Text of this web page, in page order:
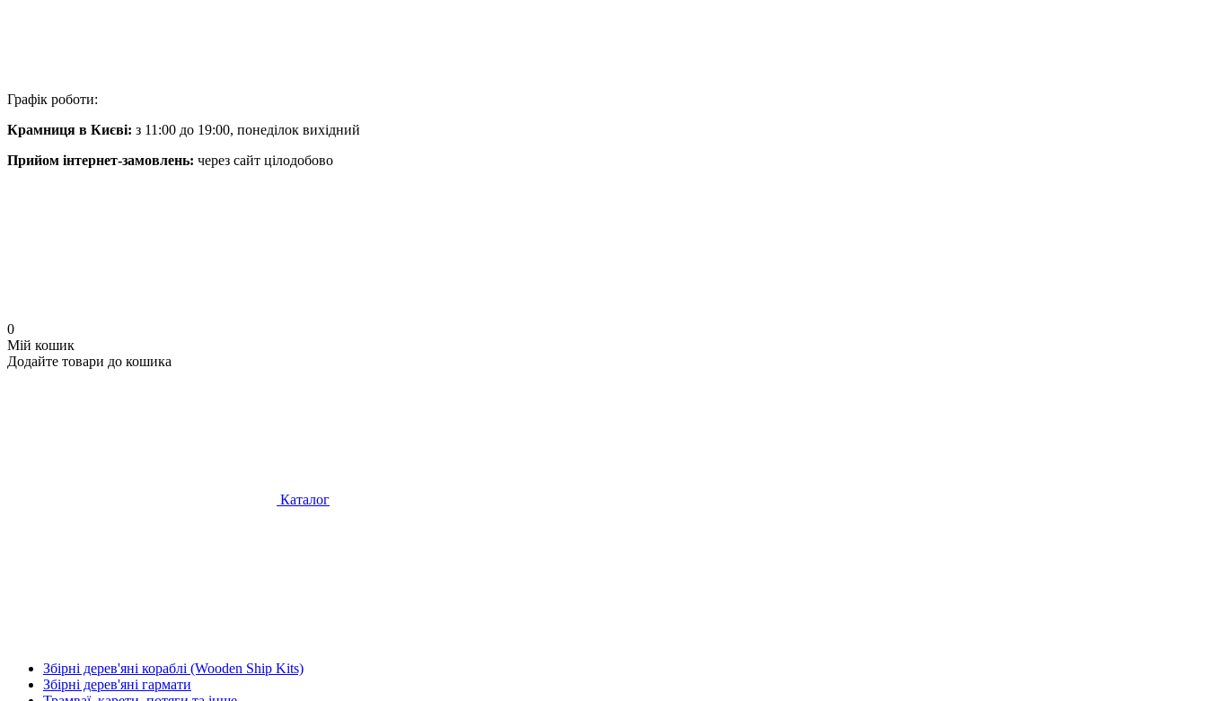
Графік роботи:
Крамниця в Києві: з 11:00 до 19:00, понеділок вихідний
Прийом інтернет-замовлень: через сайт цілодобово
0
Мій кошик
Додайте товари до кошика
Каталог
Збірні дерев'яні кораблі (Wooden Ship Kits)
Збірні дерев'яні гармати